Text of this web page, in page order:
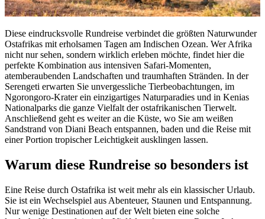
Diese eindrucksvolle Rundreise verbindet die größten Naturwunder
Ostafrikas mit erholsamen Tagen am Indischen Ozean. Wer Afrika
nicht nur sehen, sondern wirklich erleben möchte, findet hier die
perfekte Kombination aus intensiven Safari-Momenten,
atemberaubenden Landschaften und traumhaften Stränden. In der
Serengeti erwarten Sie unvergessliche Tierbeobachtungen, im
Ngorongoro-Krater ein einzigartiges Naturparadies und in Kenias
Nationalparks die ganze Vielfalt der ostafrikanischen Tierwelt.
Anschließend geht es weiter an die Küste, wo Sie am weißen
Sandstrand von Diani Beach entspannen, baden und die Reise mit
einer Portion tropischer Leichtigkeit ausklingen lassen.
Warum diese Rundreise so besonders ist
Eine Reise durch Ostafrika ist weit mehr als ein klassischer Urlaub.
Sie ist ein Wechselspiel aus Abenteuer, Staunen und Entspannung.
Nur wenige Destinationen auf der Welt bieten eine solche